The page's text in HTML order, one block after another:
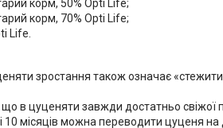
корм, 50% Opti Life;
корм, 70% Opti Life;
Life.
зростання також означає
в цуценяти завжди достатньо свіжої
10 місяців можна переводити цуценя